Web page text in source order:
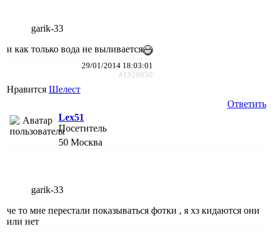
garik-33
и как только вода не выливается
29/01/2014 18:03:01
#1928050
Нравится Шелест
Ответить
Lex51
Посетитель
50 Москва
garik-33
че то мне перестали показываться фотки , я хз кидаются они
или нет